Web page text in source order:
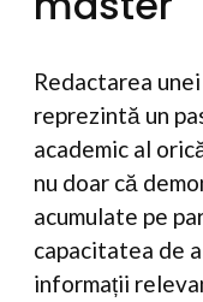
Redactarea
reprezintă un
academic al
nu doar că
acumulate pe
capacitatea de
informații